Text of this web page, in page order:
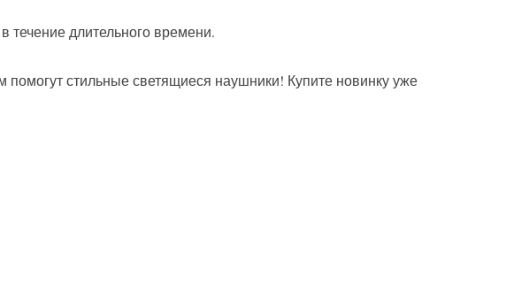
течение длительного времени.
стильные светящиеся наушники! Купите новинку уже